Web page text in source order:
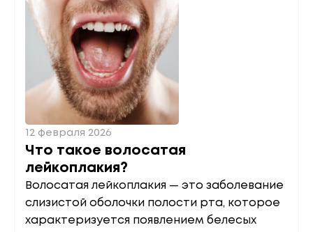
12 февраля 2026
Что такое волосатая
лейкоплакия?
Волосатая лейкоплакия — это заболевание
слизистой оболочки полости рта, которое
характеризуется появлением белесых